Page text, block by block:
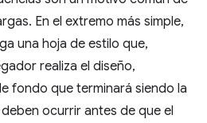
En el extremo más simple,
una hoja de estilo que,
realiza el diseño,
fondo que terminará siendo la
ocurrir antes de que el